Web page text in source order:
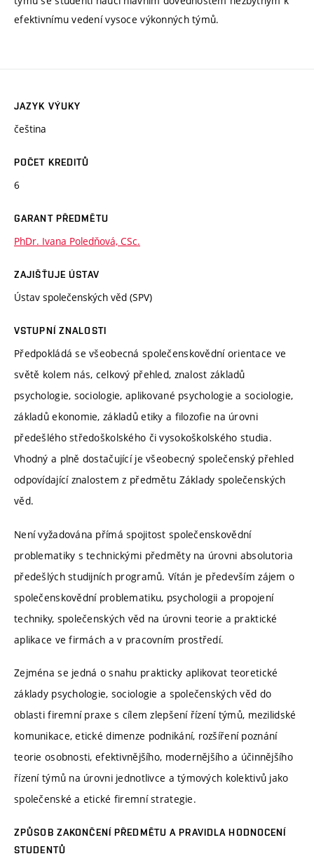
efektivnímu vedení vysoce výkonných týmů.
JAZYK VÝUKY
čeština
POČET KREDITŮ
6
GARANT PŘEDMĚTU
PhDr. Ivana Poledňová, CSc.
ZAJIŠŤUJE ÚSTAV
Ústav společenských věd (SPV)
VSTUPNÍ ZNALOSTI
Předpokládá se všeobecná společenskovědní orientace ve
světě kolem nás, celkový přehled, znalost základů
psychologie, sociologie, aplikované psychologie a sociologie,
základů ekonomie, základů etiky a filozofie na úrovni
předešlého středoškolského či vysokoškolského studia.
Vhodný a plně dostačující je všeobecný společenský přehled
odpovídající znalostem z předmětu Základy společenských
věd.
Není vyžadována přímá spojitost společenskovědní
problematiky s technickými předměty na úrovni absolutoria
předešlých studijních programů. Vítán je především zájem o
společenskovědní problematiku, psychologii a propojení
techniky, společenských věd na úrovni teorie a praktické
aplikace ve firmách a v pracovním prostředí.
Zejména se jedná o snahu prakticky aplikovat teoretické
základy psychologie, sociologie a společenských věd do
oblasti firemní praxe s cílem zlepšení řízení týmů, mezilidské
komunikace, etické dimenze podnikání, rozšíření poznání
teorie osobnosti, efektivnějšího, modernějšího a účinnějšího
řízení týmů na úrovni jednotlivce a týmových kolektivů jako
společenské a etické firemní strategie.
ZPŮSOB ZAKONČENÍ PŘEDMĚTU A PRAVIDLA HODNOCENÍ
STUDENTŮ